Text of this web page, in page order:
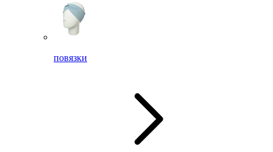
повязки